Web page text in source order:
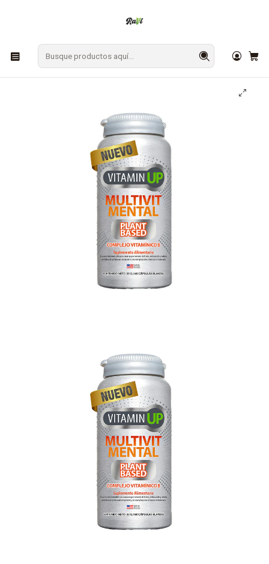
Multivitamínico Mental (Complejo B) Newscience - 60 Caps